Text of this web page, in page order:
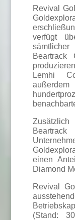
Revival
verfügt
Lemhi
einen
Diamond
Revival
(Stand: